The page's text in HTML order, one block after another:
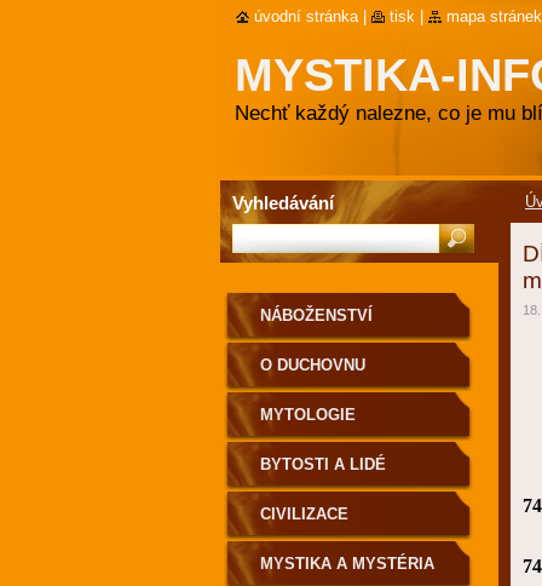
MYSTIKA-
Nechť každý nalezne, co je mu
NÁBOŽENSTVÍ
O DUCHOVNU
MYTOLOGIE
BYTOSTI A LIDÉ
CIVILIZACE
MYSTIKA A MYSTÉRIA
Vyhledávání
úvodní stránka tisk mapa stránek